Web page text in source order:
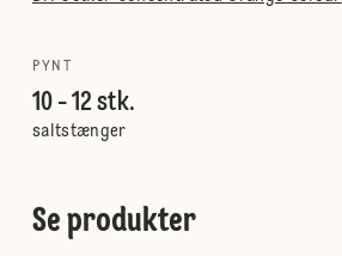
PYNT
10 - 12 stk.
saltstænger
Se produkter